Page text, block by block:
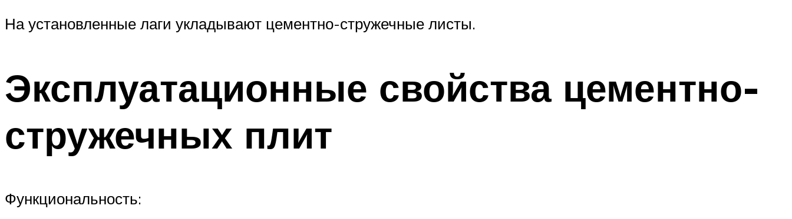
На установленные лаги укладывают цементно-стружечные листы.
Эксплуатационные свойства цементно-
стружечных плит
Функциональность: